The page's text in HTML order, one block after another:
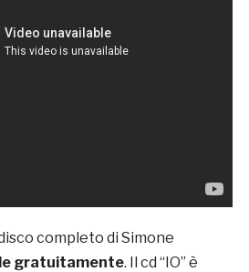
completo di Simone
gratuitamente. Il cd “IO” è